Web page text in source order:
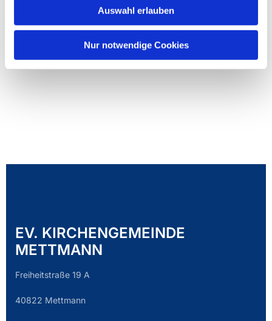
Auswahl erlauben
Nur notwendige Cookies
EV. KIRCHENGEMEINDE
METTMANN
Freiheitstraße 19 A
40822 Mettmann